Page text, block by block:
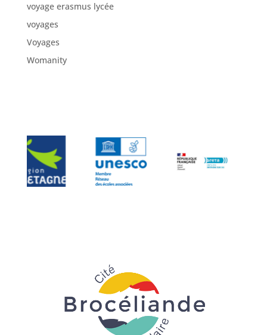
voyage erasmus lycée
voyages
Voyages
Womanity